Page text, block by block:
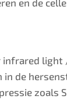
en de
infrared
de
zoals